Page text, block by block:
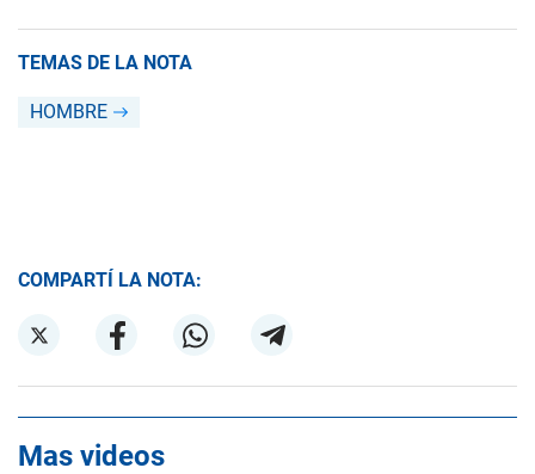
TEMAS DE LA NOTA
HOMBRE
COMPARTÍ LA NOTA:
Mas videos